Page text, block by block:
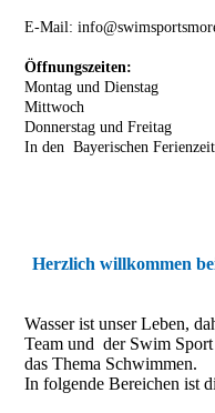
E-Mail:
Öffnungszeiten:
Montag und Dienstag
Mittwoch
Donnerstag und
In den Bayerischen
Herzlich willkommen
Wasser ist unser Leben,
Team und der Swim
das Thema Schwimmen.
In folgende Bereichen ist